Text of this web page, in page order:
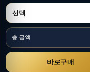
총 금액